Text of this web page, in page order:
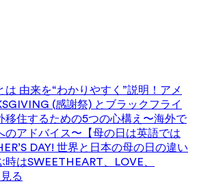
由来を“わかりやすく”説明！ アメ
(感謝祭) とブラックフライ
移住するための5つの心構え〜海外で
のアドバイス〜 【母の日は英語では
DAY! 世界と日本の母の日の違い
時はSWEETHEART、LOVE、
る